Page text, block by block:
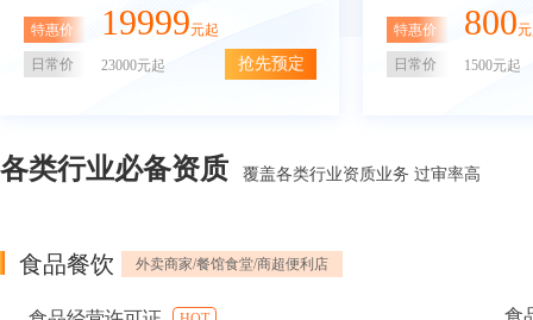
特惠价 19999元起
日常价 23000元起 抢先预定
特惠价 800
日常价 1500元起
各类行业必备资质 覆盖各类行业资质业务 过审率高
食品餐饮 外卖商家/餐馆食堂/商超便利店
食